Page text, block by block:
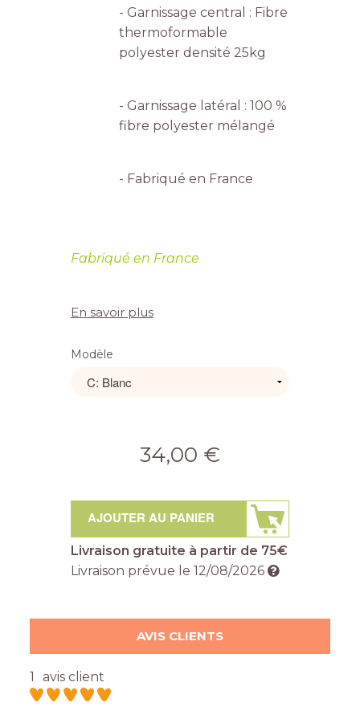
- Garnissage central : Fibre
thermoformable
polyester densité 25kg
- Garnissage latéral : 100 %
fibre polyester mélangé
- Fabriqué en France
Fabriqué en France
En savoir plus
Modèle
34,00 €
AJOUTER AU PANIER
Livraison gratuite à partir de 75€
Livraison prévue le 12/08/2026
AVIS CLIENTS
1 avis client